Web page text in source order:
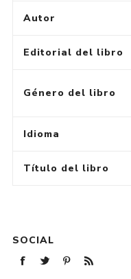
Autor
Editorial del libro
Género del libro
Idioma
Título del libro
SOCIAL